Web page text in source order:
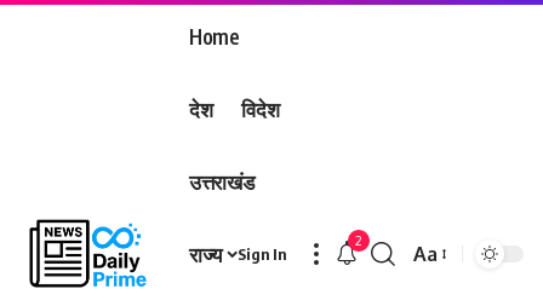
Home
देश विदेश
उत्तराखंड
राज्य Sign In
2
Font
Aa